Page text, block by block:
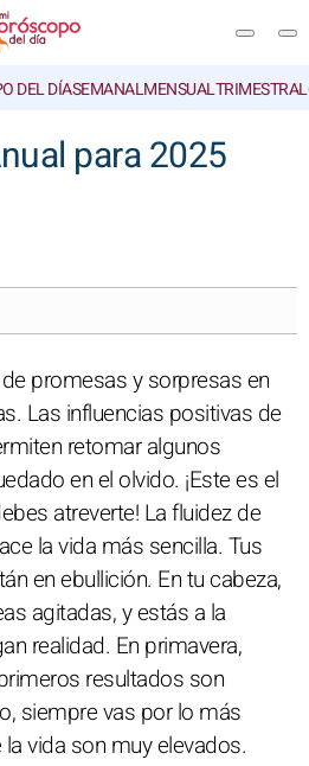
DEL DÍASEMANALMENSUALTRIMESTRAL
para 2025
promesas y sorpresas en
Las influencias positivas de
retomar algunos
en el olvido. ¡Este es el
atreverte! La fluidez de
la vida más sencilla. Tus
en ebullición. En tu cabeza,
agitadas, y estás a la
realidad. En primavera,
resultados son
siempre vas por lo más
vida son muy elevados.